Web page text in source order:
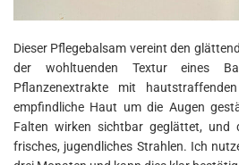
Dieser Pflegebalsam vereint den
der wohltuenden Textur eines
Pflanzenextrakte mit
empfindliche Haut um die Augen
Falten wirken sichtbar geglättet, und
frisches, jugendliches Strahlen. Ich